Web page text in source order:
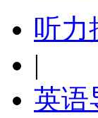
听力
|
英语